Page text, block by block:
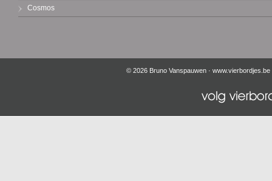
Cosmos
© 2026 Bruno Vanspauwen · www.vierbordjes.be